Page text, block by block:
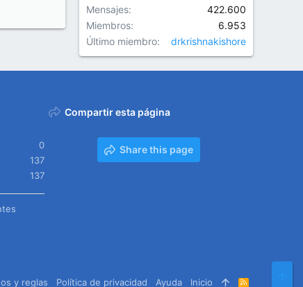
Mensajes
422.600
Miembros
6.953
Último miembro
drkrishnakishore
0
137
137
Compartir esta página
Share this page
y reglas Política de privacidad Ayuda Inicio R